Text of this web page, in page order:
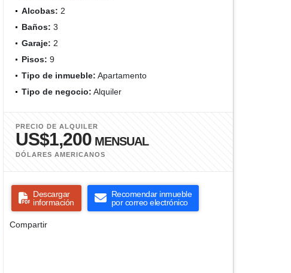
Alcobas: 2
Baños: 3
Garaje: 2
Pisos: 9
Tipo de inmueble: Apartamento
Tipo de negocio: Alquiler
PRECIO DE ALQUILER
US$1,200 MENSUAL
DÓLARES AMERICANOS
Descargar
información
Recomendar inmueble
por correo electrónico
Compartir